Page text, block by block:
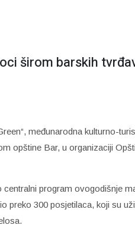
širom barskih
međunarodna kulturno-
opštine Bar, u organizaciji
program ovogodišnje
preko 300 posjetilaca, koji su